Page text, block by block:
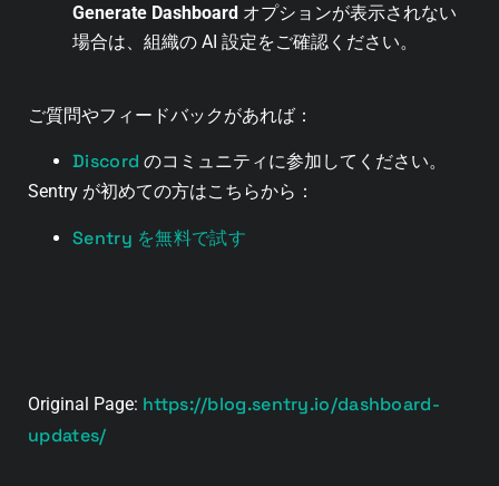
Generate Dashboard オプションが表示されない
場合は、組織の AI 設定をご確認ください。
ご質問やフィードバックがあれば：
Discord のコミュニティに参加してください。
Sentry が初めての方はこちらから：
Sentry を無料で試す
Original Page: https://blog.sentry.io/dashboard-
updates/